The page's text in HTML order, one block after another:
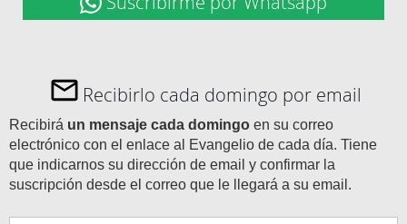
Recibirlo cada domingo por email
Recibirá un mensaje cada domingo en su correo
electrónico con el enlace al Evangelio de cada día. Tiene
que indicarnos su dirección de email y confirmar la
suscripción desde el correo que le llegará a su email.